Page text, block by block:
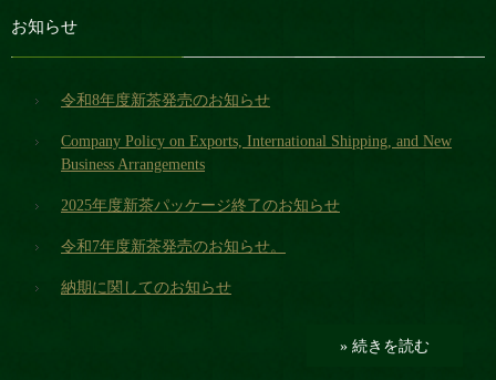
お知らせ
令和8年度新茶発売のお知らせ
Company Policy on Exports, International Shipping, and New
Business Arrangements
2025年度新茶パッケージ終了のお知らせ
令和7年度新茶発売のお知らせ。
納期に関してのお知らせ
» 続きを読む